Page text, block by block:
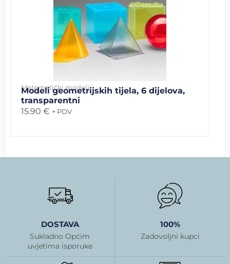
Matematički modeli
Modeli geometrijskih tijela, 6 dijelova,
transparentni
15.90 € + PDV
DOSTAVA
Sukladno Općim
uvjetima isporuke
100%
Zadovoljni kupci